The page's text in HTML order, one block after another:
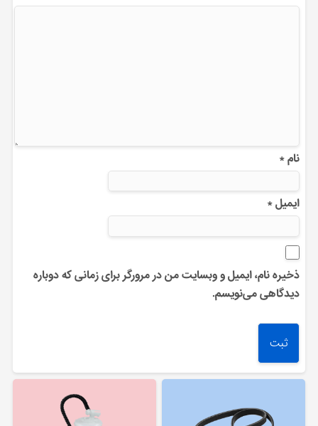
نام*
ایمیل*
ذخیره نام، ایمیل و وبسایت من در مرورگر برای زمانی که دوباره
دیدگاهی می‌نویسم.